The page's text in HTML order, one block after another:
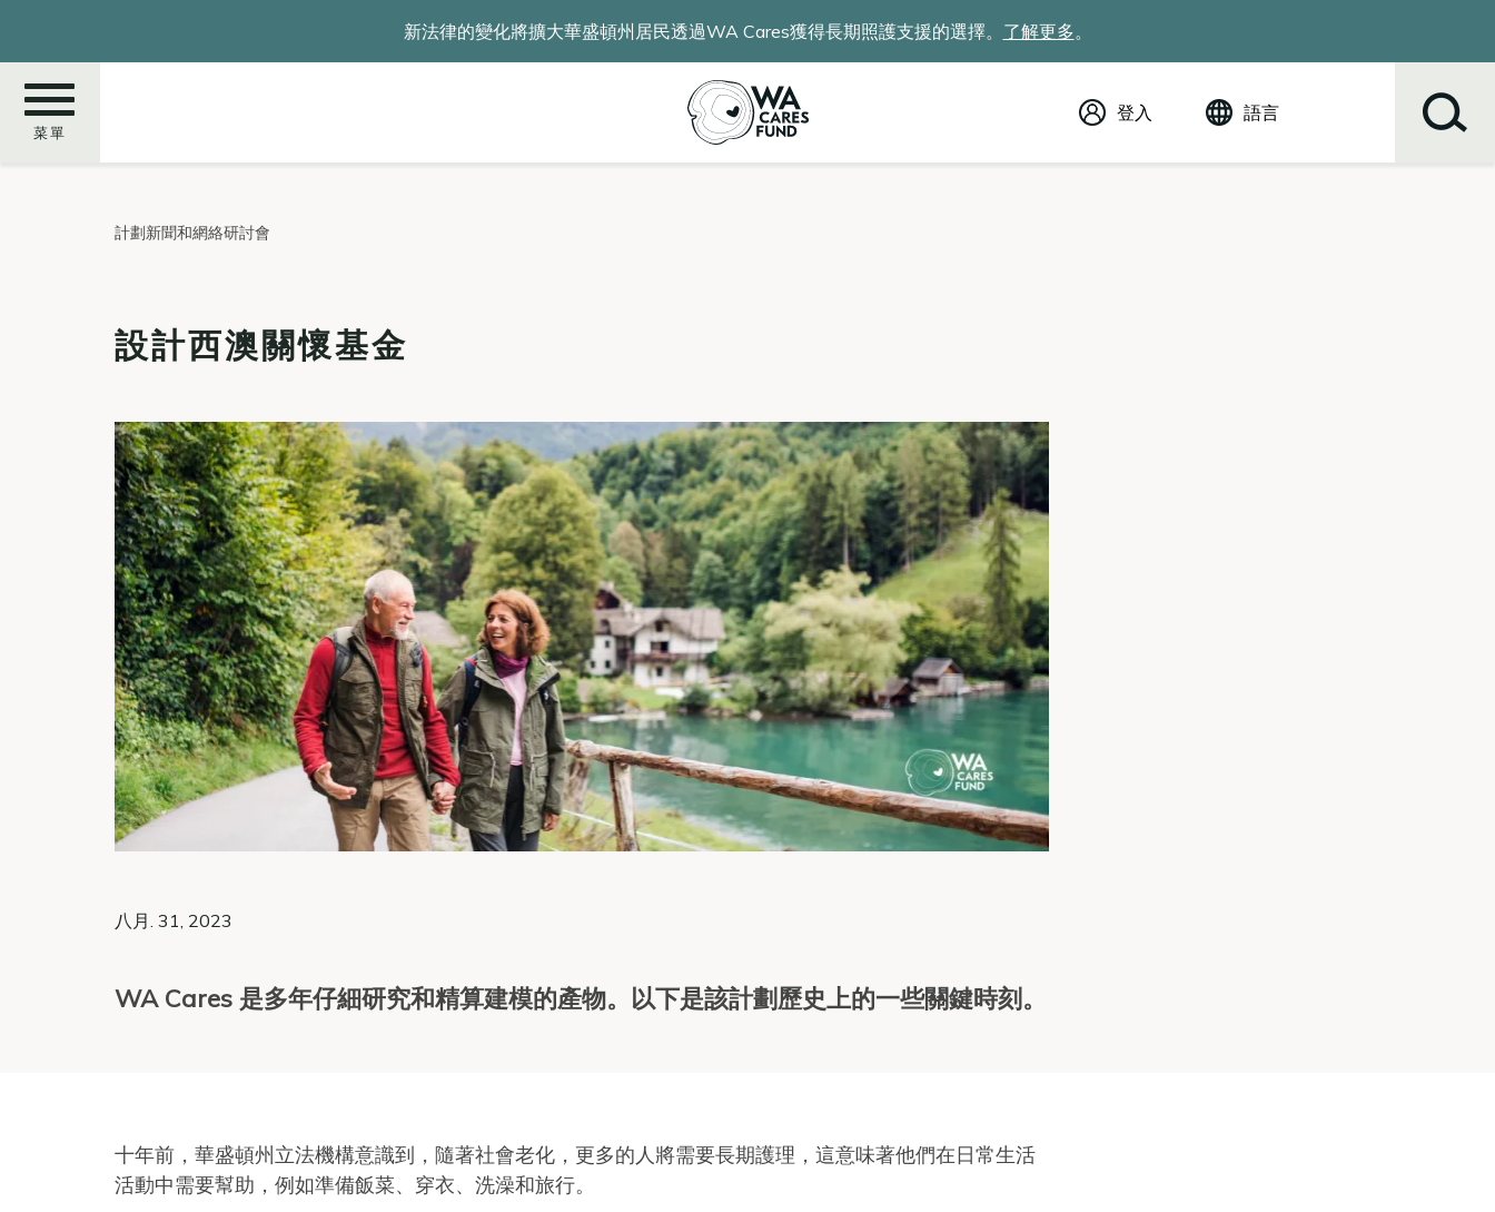
主
新法律的變化將擴大華盛頓州居民透過WA Cares獲得長期照護支援的選擇。 了解更多。
菜單
登入 語言
計劃新聞和網絡研討會
設計西澳關懷基金
八月. 31, 2023
WA Cares 是多年仔細研究和精算建模的產物。以下是該計劃歷史上的一些關鍵時刻。
十年前，華盛頓州立法機構意識到，隨著社會老化，更多的人將需要長期護理，這意味著他們在日常生活
活動中需要幫助，例如準備飯菜、穿衣、洗澡和旅行。